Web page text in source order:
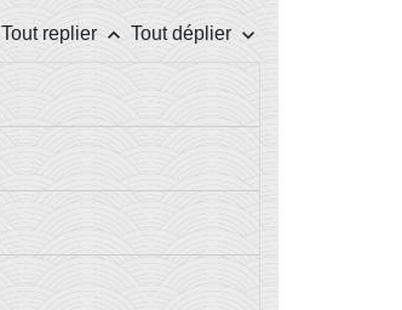
Tout replier keyboard_arrow_up Tout déplier keyboard_arrow_down